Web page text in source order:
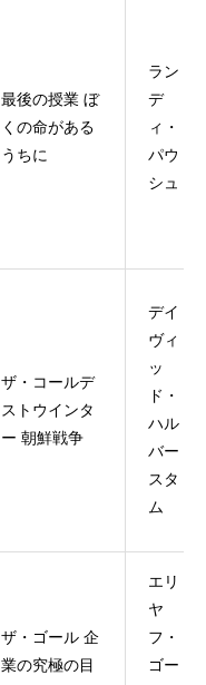
最後の授業 ぼ
くの命がある
うちに
ラン
デ
ィ・
パウ
シュ
ザ・コールデ
ストウインタ
ー 朝鮮戦争
デイ
ヴィ
ッ
ド・
ハル
バー
スタ
ム
ザ・ゴール 企
業の究極の目
エリ
ヤ
フ・
ゴー